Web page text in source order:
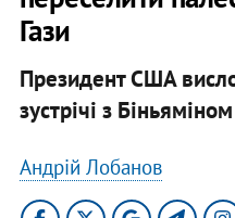
Гази
Президент США
зустрічі з
Андрій Лобанов